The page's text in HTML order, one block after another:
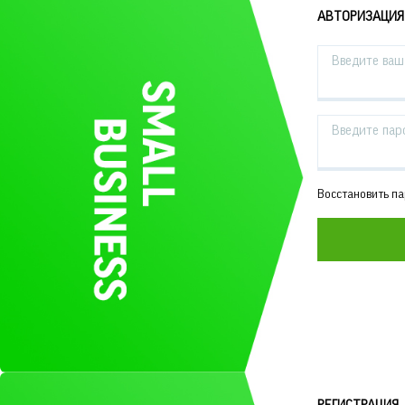
АВТОРИЗАЦИЯ
Введите
Введите
Восстановить